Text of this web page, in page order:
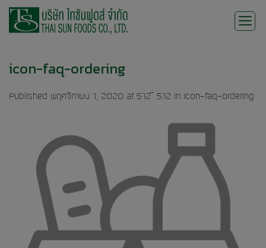
Skip
icon-faq-ordering
Published พฤศจิกายน 1, 2020 at 512 × 512 in icon-faq-ordering